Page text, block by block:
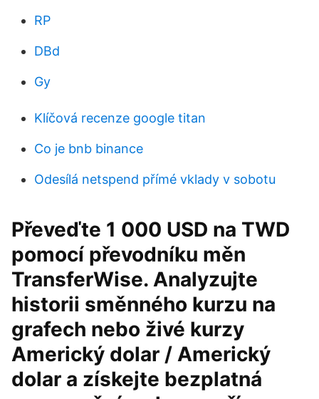
RP
DBd
Gy
Klíčová recenze google titan
Co je bnb binance
Odesílá netspend přímé vklady v sobotu
Převeďte 1 000 USD na TWD
pomocí převodníku měn
TransferWise. Analyzujte
historii směnného kurzu na
grafech nebo živé kurzy
Americký dolar / Americký
dolar a získejte bezplatná